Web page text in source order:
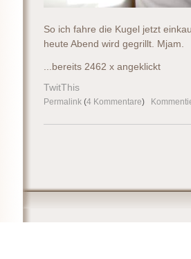
So ich fahre die Kugel jetzt
heute Abend wird gegrillt. Mjam.
...bereits 2462 x angeklickt
TwitThis
Permalink (4 Kommentare)